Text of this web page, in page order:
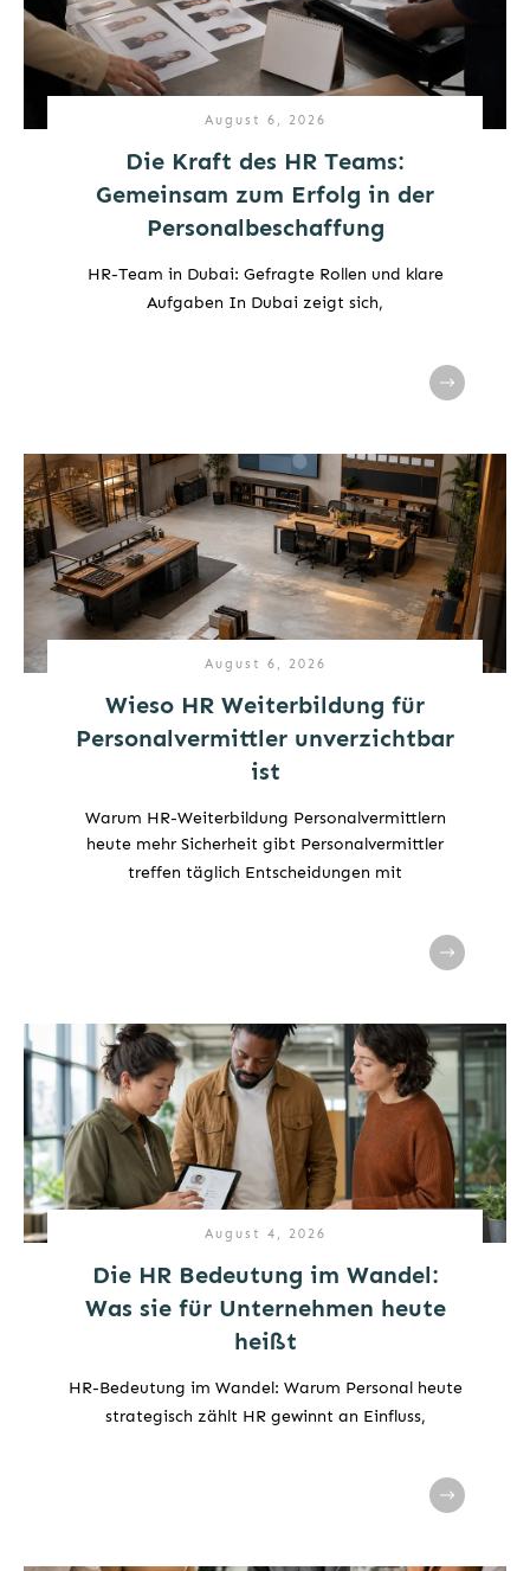
August 6, 2026
Die Kraft des HR Teams:
Gemeinsam zum Erfolg in der
Personalbeschaffung
HR-Team in Dubai: Gefragte Rollen und klare
Aufgaben In Dubai zeigt sich,
August 6, 2026
Wieso HR Weiterbildung für
Personalvermittler unverzichtbar
ist
Warum HR-Weiterbildung Personalvermittlern
heute mehr Sicherheit gibt Personalvermittler
treffen täglich Entscheidungen mit
August 4, 2026
Die HR Bedeutung im Wandel:
Was sie für Unternehmen heute
heißt
HR-Bedeutung im Wandel: Warum Personal heute
strategisch zählt HR gewinnt an Einfluss,